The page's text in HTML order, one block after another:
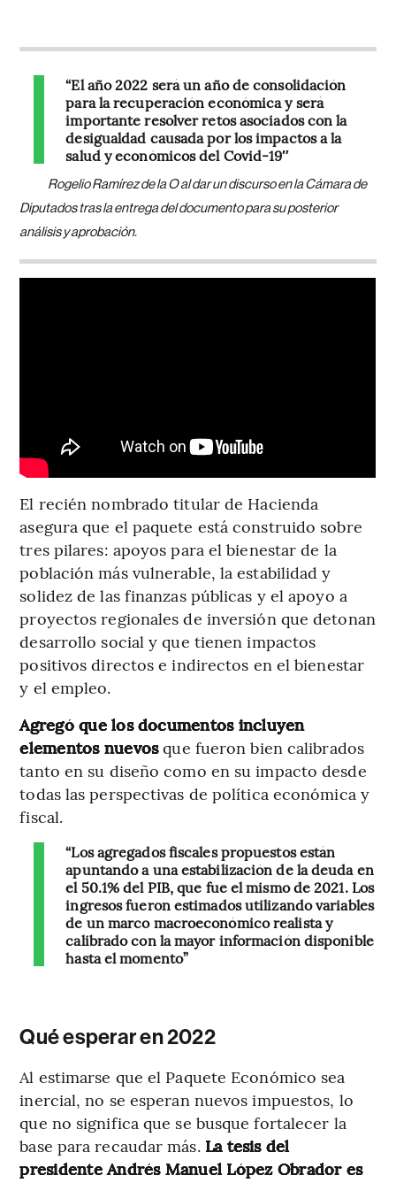
“El año 2022 será un año de consolidación
para la recuperación económica y será
importante resolver retos asociados con la
desigualdad causada por los impactos a la
salud y económicos del Covid-19″
Rogelio Ramírez de la O al dar un discurso en la Cámara de
Diputados tras la entrega del documento para su posterior
análisis y aprobación.
El recién nombrado titular de Hacienda
asegura que el paquete está construido sobre
tres pilares: apoyos para el bienestar de la
población más vulnerable, la estabilidad y
solidez de las finanzas públicas y el apoyo a
proyectos regionales de inversión que detonan
desarrollo social y que tienen impactos
positivos directos e indirectos en el bienestar
y el empleo.
Agregó que los documentos incluyen
elementos nuevosque fueron bien calibrados
tanto en su diseño como en su impacto desde
todas las perspectivas de política económica y
fiscal.
“Los agregados fiscales propuestos están
apuntando a una estabilización de la deuda en
el 50.1% del PIB, que fue el mismo de 2021. Los
ingresos fueron estimados utilizando variables
de un marco macroeconómico realista y
calibrado con la mayor información disponible
hasta el momento”
Qué esperar en 2022
Al estimarse que el Paquete Económico sea
inercial, no se esperan nuevos impuestos, lo
que no significa que se busque fortalecer la
base para recaudar más. La tesis del
presidente Andrés Manuel López Obrador es